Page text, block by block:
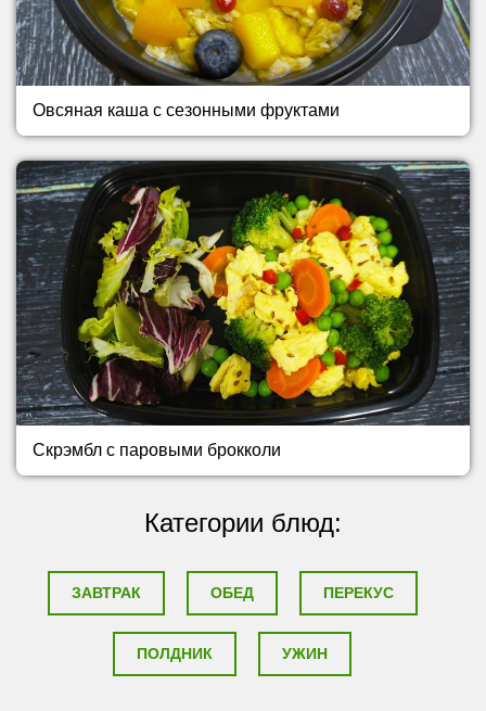
Овсяная каша с сезонными фруктами
Скрэмбл с паровыми брокколи
Категории блюд:
ЗАВТРАК ОБЕД ПЕРЕКУС
ПОЛДНИК УЖИН